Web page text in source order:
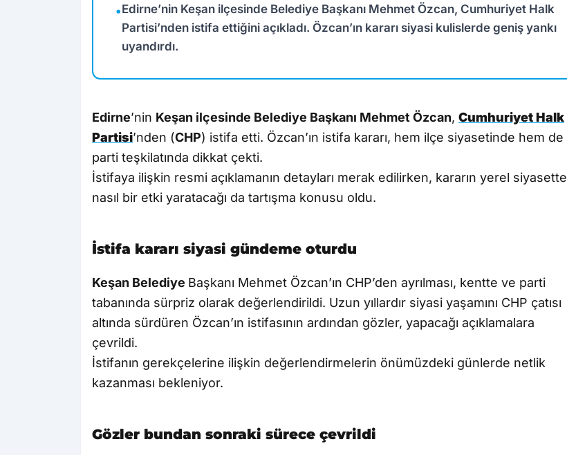
•Edirne’nin Keşan ilçesinde Belediye Başkanı Mehmet Özcan, Cumhuriyet Halk
Partisi’nden istifa ettiğini açıkladı. Özcan’ın kararı siyasi kulislerde geniş yankı
uyandırdı.
Edirne’nin Keşan ilçesinde Belediye Başkanı Mehmet Özcan, Cumhuriyet Halk
Partisi’nden (CHP) istifa etti. Özcan’ın istifa kararı, hem ilçe siyasetinde hem de
parti teşkilatında dikkat çekti.
İstifaya ilişkin resmi açıklamanın detayları merak edilirken, kararın yerel siyasette
nasıl bir etki yaratacağı da tartışma konusu oldu.
İstifa kararı siyasi gündeme oturdu
Keşan Belediye Başkanı Mehmet Özcan’ın CHP’den ayrılması, kentte ve parti
tabanında sürpriz olarak değerlendirildi. Uzun yıllardır siyasi yaşamını CHP çatısı
altında sürdüren Özcan’ın istifasının ardından gözler, yapacağı açıklamalara
çevrildi.
İstifanın gerekçelerine ilişkin değerlendirmelerin önümüzdeki günlerde netlik
kazanması bekleniyor.
Gözler bundan sonraki sürece çevrildi